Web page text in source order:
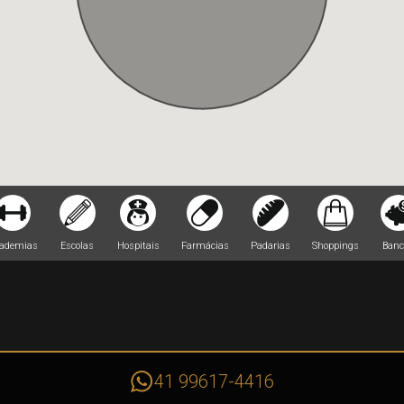
Escolas Hospitais Farmácias Padarias Shoppings
41 99617-4416